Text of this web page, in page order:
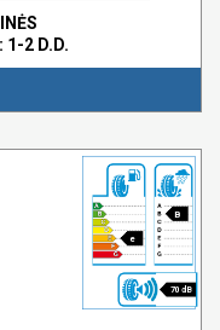
1-2 D.D.
e
B
70 dB